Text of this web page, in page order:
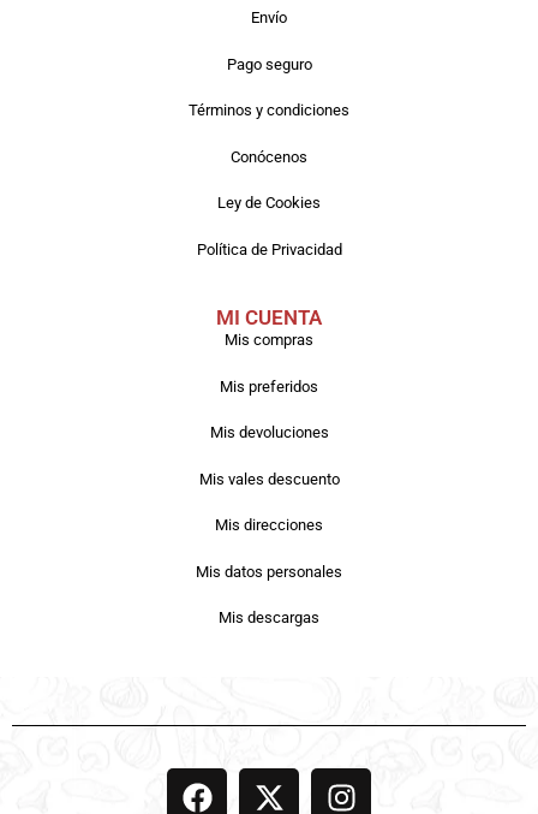
Envío
Pago seguro
Términos y condiciones
Conócenos
Ley de Cookies
Política de Privacidad
MI CUENTA
Mis compras
Mis preferidos
Mis devoluciones
Mis vales descuento
Mis direcciones
Mis datos personales
Mis descargas